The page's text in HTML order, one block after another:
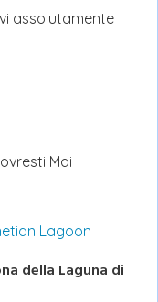
assolutamente
Mai
della Laguna di